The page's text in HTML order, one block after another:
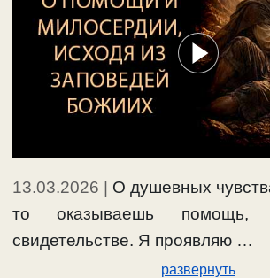
13.03.2026 | О душевных
то оказываешь
свидетельстве. Я проявляю …
развернуть